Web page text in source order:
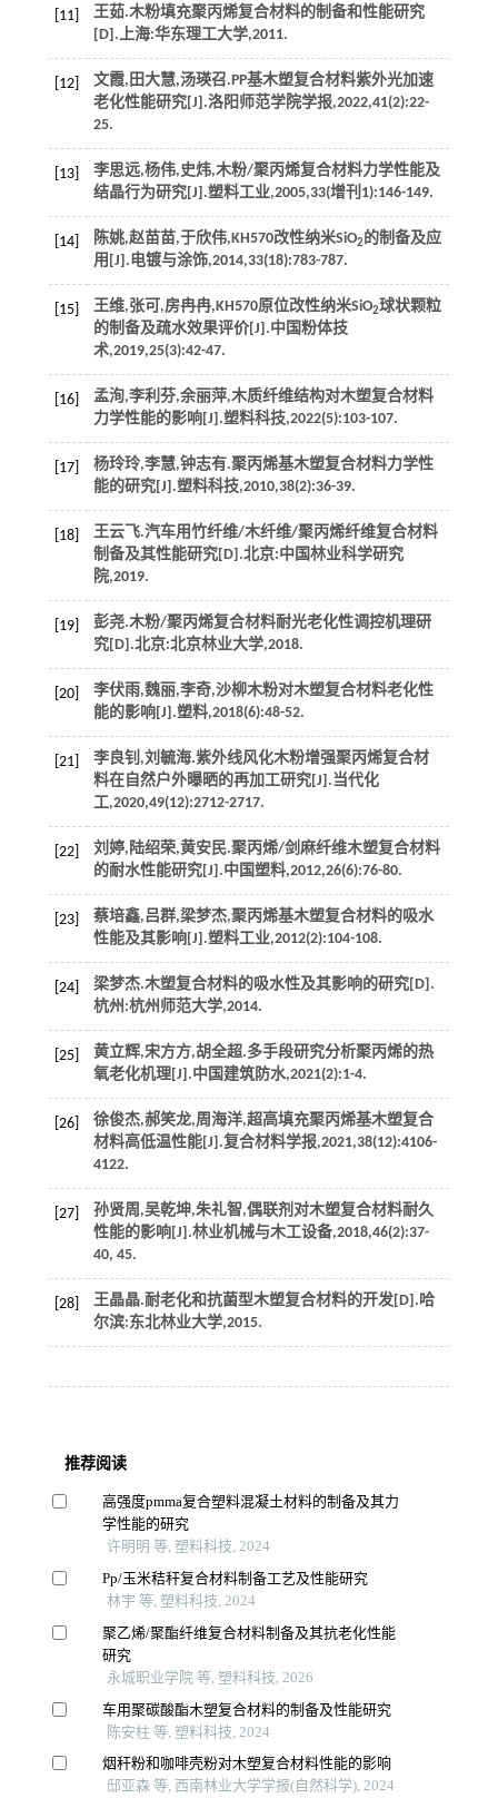
[11]
王茹.木粉填充聚丙烯复合材料的制备和性能研究
[D].上海:华东理工大学,2011.
[12]
文霞,田大慧,汤瑛召.PP基木塑复合材料紫外光加速
老化性能研究[J].洛阳师范学院学报,2022,41(2):22-
25.
[13]
李思远,杨伟,史炜,木粉/聚丙烯复合材料力学性能及
结晶行为研究[J].塑料工业,2005,33(增刊1):146-149.
[14] 陈姚,赵苗苗,于欣伟,KH570改性纳米SiO2 的制备及应
用[J].电镀与涂饰,2014,33(18):783-787.
[15] 王维,张可,房冉冉,KH570原位改性纳米SiO2球状颗粒
的制备及疏水效果评价[J].中国粉体技
术,2019,25(3):42-47.
[16]
孟洵,李利芬,余丽萍,木质纤维结构对木塑复合材料
力学性能的影响[J].塑料科技,2022(5):103-107.
[17]
杨玲玲,李慧,钟志有.聚丙烯基木塑复合材料力学性
能的研究[J].塑料科技,2010,38(2):36-39.
[18]
王云飞.汽车用竹纤维/木纤维/聚丙烯纤维复合材料
制备及其性能研究[D].北京:中国林业科学研究
院,2019.
[19]
彭尧.木粉/聚丙烯复合材料耐光老化性调控机理研
究[D].北京:北京林业大学,2018.
[20]
李伏雨,魏丽,李奇,沙柳木粉对木塑复合材料老化性
能的影响[J].塑料,2018(6):48-52.
[21]
李良钊,刘毓海.紫外线风化木粉增强聚丙烯复合材
料在自然户外曝晒的再加工研究[J].当代化
工,2020,49(12):2712-2717.
[22]
刘婷,陆绍荣,黄安民.聚丙烯/剑麻纤维木塑复合材料
的耐水性能研究[J].中国塑料,2012,26(6):76-80.
[23]
蔡培鑫,吕群,梁梦杰,聚丙烯基木塑复合材料的吸水
性能及其影响[J].塑料工业,2012(2):104-108.
[24]
梁梦杰.木塑复合材料的吸水性及其影响的研究[D].
杭州:杭州师范大学,2014.
[25]
黄立辉,宋方方,胡全超.多手段研究分析聚丙烯的热
氧老化机理[J].中国建筑防水,2021(2):1-4.
[26]
徐俊杰,郝笑龙,周海洋,超高填充聚丙烯基木塑复合
材料高低温性能[J].复合材料学报,2021,38(12):4106-
4122.
[27]
孙贤周,吴乾坤,朱礼智,偶联剂对木塑复合材料耐久
性能的影响[J].林业机械与木工设备,2018,46(2):37-
40, 45.
[28]
王晶晶.耐老化和抗菌型木塑复合材料的开发[D].哈
尔滨:东北林业大学,2015.